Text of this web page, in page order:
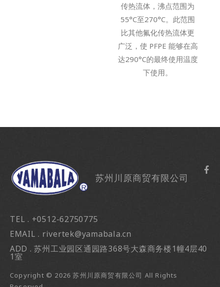
传热流体，沸点范围为
55°C至270°C。此范围
比其他氟化传热流体更
广泛，使 PFPE 能够在高
达290°C的最终使用温度
下使用。
苏州川原商贸有限公司
TEL . +0512-62750775
EMAIL . rivertek@yamabala.cn
ADD . 苏州工业园区通园路368号大森商务楼1幢4层40
1室
Copyright © 2026 苏州川原商贸有限公司 All Rights